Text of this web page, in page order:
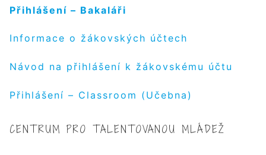
Přihlášení – Bakaláři
Informace o žákovských účtech
Návod na přihlášení k žákovskému účtu
Přihlášení – Classroom (Učebna)
CENTRUM PRO TALENTOVANOU MLÁDEŽ